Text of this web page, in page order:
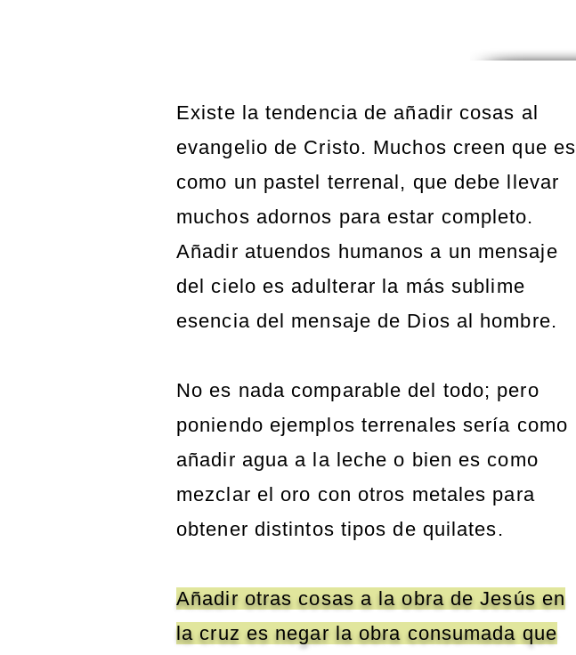
Existe la tendencia de añadir cosas al
evangelio de Cristo. Muchos creen que es
como un pastel terrenal, que debe llevar
muchos adornos para estar completo.
Añadir atuendos humanos a un mensaje
del cielo es adulterar la más sublime
esencia del mensaje de Dios al hombre.
No es nada comparable del todo; pero
poniendo ejemplos terrenales sería como
añadir agua a la leche o bien es como
mezclar el oro con otros metales para
obtener distintos tipos de quilates.
Añadir otras cosas a la obra de Jesús en
la cruz es negar la obra consumada que